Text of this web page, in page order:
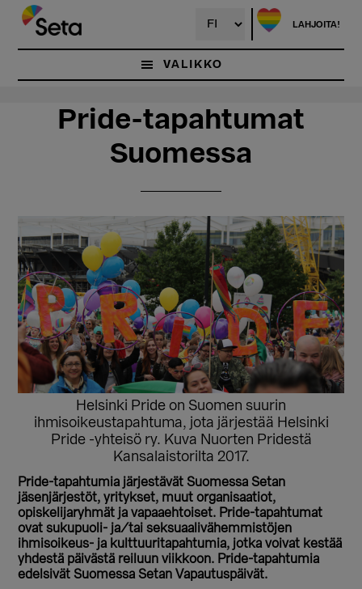
Hyppää
pääsisältöön
Hyppää
ensisijaiseen
sivupalkkiin
LAHJOITA!
VALIKKO
Pride-tapahtumat
Suomessa
Helsinki Pride on Suomen suurin
ihmisoikeustapahtuma, jota järjestää Helsinki
Pride -yhteisö ry. Kuva Nuorten Pridestä
Kansalaistorilta 2017.
Pride-tapahtumia järjestävät Suomessa Setan
jäsenjärjestöt, yritykset, muut organisaatiot,
opiskelijaryhmät ja vapaaehtoiset. Pride-tapahtumat
ovat sukupuoli- ja/tai seksuaalivähemmistöjen
ihmisoikeus- ja kulttuuritapahtumia, jotka voivat kestää
yhdestä päivästä reiluun viikkoon. Pride-tapahtumia
edelsivät Suomessa Setan Vapautuspäivät.